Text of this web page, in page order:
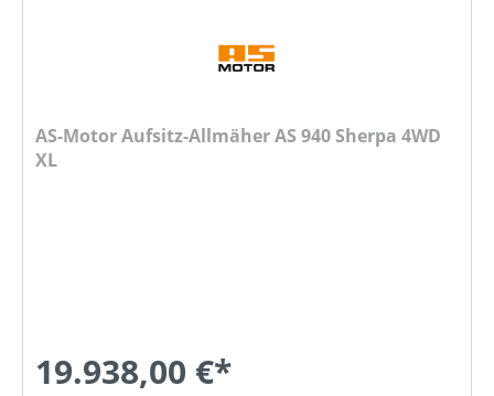
AS-Motor Aufsitz-Allmäher AS 940 Sherpa 4WD
XL
19.938,00 €*